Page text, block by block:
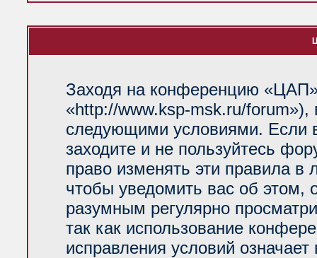
Заходя на конференцию
«http://www.ksp-msk.ru/forum»),
следующими условиями. Если
заходите и не пользуйтесь
право изменять эти правила
чтобы уведомить вас об
разумным регулярно
так как использование
исправления условий